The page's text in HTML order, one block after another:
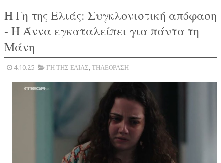
Η Γη της Ελιάς: Συγκλονιστική απόφαση
- Η Άννα εγκαταλείπει για πάντα τη
Μάνη
4.10.25 ΓΗ ΤΗΣ ΕΛΙΑΣ, ΤΗΛΕΟΡΑΣΗ